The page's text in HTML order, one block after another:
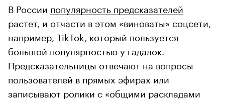
В России популярность предсказателей
растет, и отчасти в этом «виноваты» соцсети,
например, TikTok, который пользуется
большой популярностью у гадалок.
Предсказательницы отвечают на вопросы
пользователей в прямых эфирах или
записывают ролики с «общими раскладами